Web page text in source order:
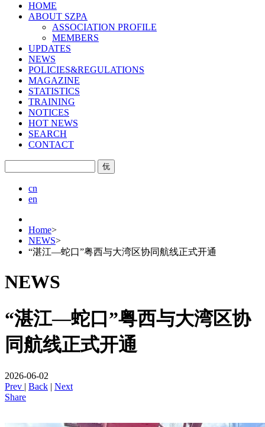
HOME
ABOUT SZPA
ASSOCIATION PROFILE
MEMBERS
UPDATES
NEWS
POLICIES&REGULATIONS
MAGAZINE
STATISTICS
TRAINING
NOTICES
HOT NEWS
SEARCH
CONTACT
㐾
cn
en
Home>
NEWS>
“湛江—蛇口”粤西与大湾区协同航线正式开通
NEWS
“湛江—蛇口”粤西与大湾区协
同航线正式开通
2026-06-02
Prev | Back | Next
Share